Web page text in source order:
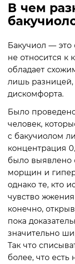
В чем
Бакучиол — это
не относится к
обладает
лишь
дискомфорта.
Было
человек,
с бакучиолом
концентрация
было выявлено
морщин и
однако те, кто
чувство
конечно,
пока
значительно
Так что
более, что